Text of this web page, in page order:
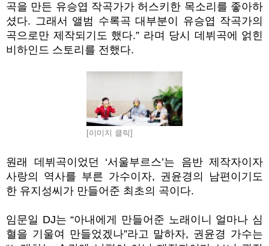
곡을 만든 유승엽 작곡가가 허스키한 목소리를 좋아하
셨다. 그래서 앨범 수록곡 대부분이 유승엽 작곡가의
곡으로만 제작되기도 했다.” 라며 당시 데뷔곡에 얽힌
비하인드 스토리를 전했다.
[이미지 클릭]
원래 데뷔곡이었던 ‘서울부르스’는 음반 제작자이자
사랑의 역사를 부른 가수이자, 권윤경의 남편이기도
한 유지성씨가 만들어준 최초의 곡이다.
임문일 DJ는 “아내에게 만들어준 노래이니 얼마나 심
혈을 기울여 만들었겠나”라고 말하자, 권윤경 가수는